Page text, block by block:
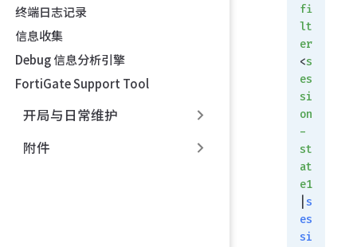
终端日志记录
信息收集
Debug 信息分析引擎
FortiGate Support Tool
开局与日常维护
附件
fi
lt
er
<s
es
si
on
-
st
at
e1
s
es
si